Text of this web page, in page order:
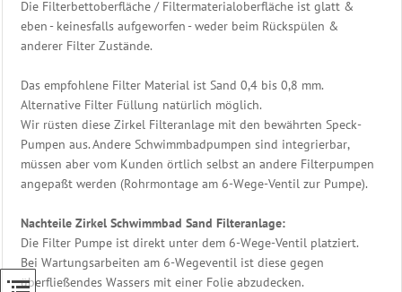
Die Filterbettoberfläche / Filtermaterialoberfläche ist glatt &
eben - keinesfalls aufgeworfen - weder beim Rückspülen &
anderer Filter Zustände.
Das empfohlene Filter Material ist Sand 0,4 bis 0,8 mm.
Alternative Filter Füllung natürlich möglich.
Wir rüsten diese Zirkel Filteranlage mit den bewährten Speck-
Pumpen aus. Andere Schwimmbadpumpen sind integrierbar,
müssen aber vom Kunden örtlich selbst an andere Filterpumpen
angepaßt werden (Rohrmontage am 6-Wege-Ventil zur Pumpe).
Nachteile Zirkel Schwimmbad Sand Filteranlage:
Die Filter Pumpe ist direkt unter dem 6-Wege-Ventil platziert.
Bei Wartungsarbeiten am 6-Wegeventil ist diese gegen
überfließendes Wassers mit einer Folie abzudecken.